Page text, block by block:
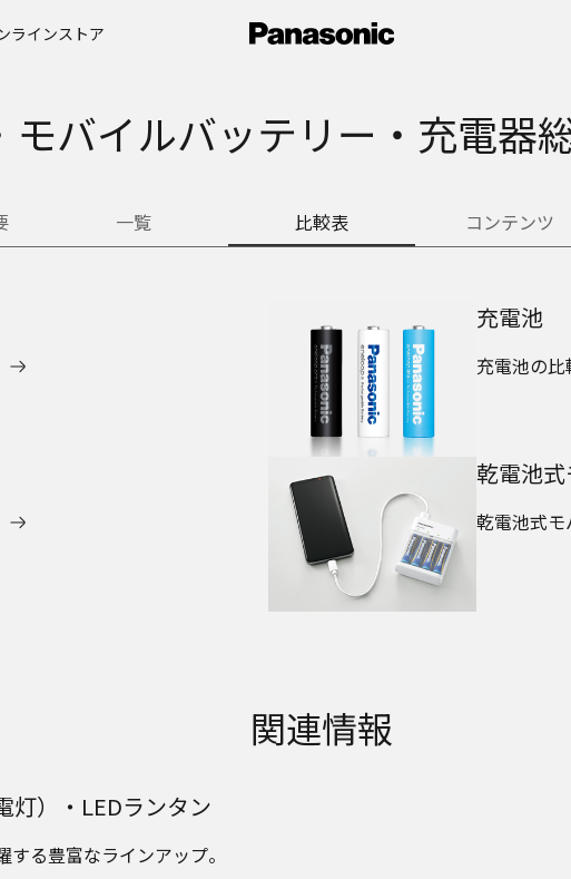
ラインストア
モバイルバッテリー・充電器
一覧 比較表 コンテンツ
充電池
充電池の
乾電池
乾電池式
関連情報
灯）・LEDランタン
る豊富なラインアップ。